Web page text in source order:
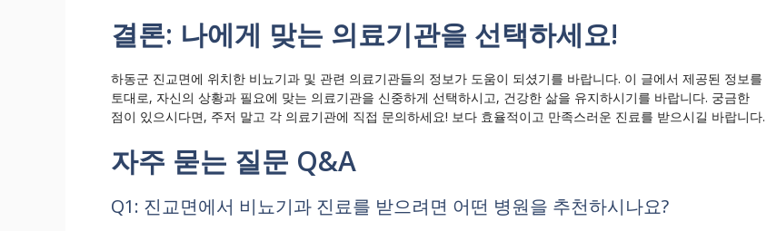
결론: 나에게 맞는 의료기관을 선택하세요!
하동군 진교면에 위치한 비뇨기과 및 관련 의료기관들의 정보가 도움이 되셨기를 바랍니다. 이 글에서 제공된 정보를
토대로, 자신의 상황과 필요에 맞는 의료기관을 신중하게 선택하시고, 건강한 삶을 유지하시기를 바랍니다. 궁금한
점이 있으시다면, 주저 말고 각 의료기관에 직접 문의하세요! 보다 효율적이고 만족스러운 진료를 받으시길 바랍니다.
자주 묻는 질문 Q&A
Q1: 진교면에서 비뇨기과 진료를 받으려면 어떤 병원을 추천하시나요?